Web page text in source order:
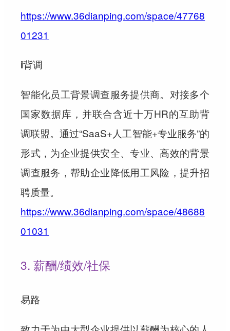
https://www.36dianping.com/space/47768
01231
i背调
智能化员工背景调查服务提供商。对接多个
国家数据库，并联合含近十万HR的互助背
调联盟。通过“SaaS+人工智能+专业服务”的
形式，为企业提供安全、专业、高效的背景
调查服务，帮助企业降低用工风险，提升招
聘质量。
https://www.36dianping.com/space/48688
01031
3. 薪酬/绩效/社保
易路